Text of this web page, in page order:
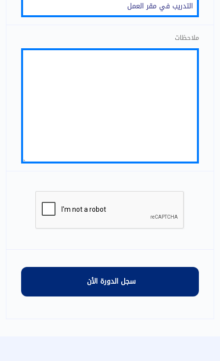
ملاحظات